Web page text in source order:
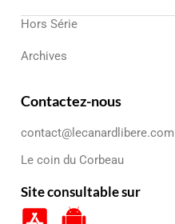
Hors Série
Archives
Contactez-nous
contact@lecanardlibere.com
Le coin du Corbeau
Site consultable sur